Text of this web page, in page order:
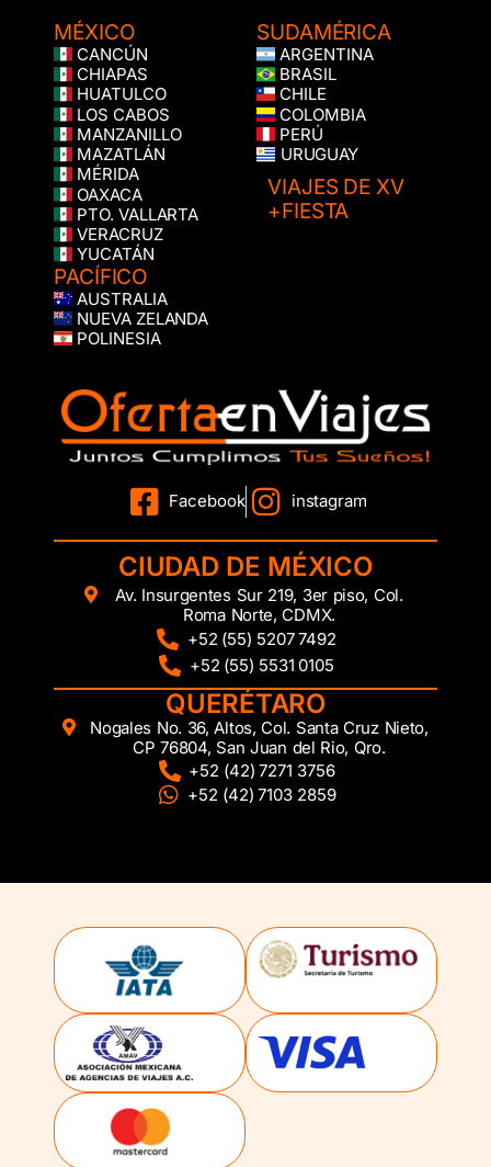
MÉXICO
CANCÚN
CHIAPAS
HUATULCO
LOS CABOS
MANZANILLO
MAZATLÁN
MÉRIDA
OAXACA
PTO. VALLARTA
VERACRUZ
YUCATÁN
PACÍFICO
AUSTRALIA
NUEVA ZELANDA
POLINESIA
SUDAMÉRICA
ARGENTINA
BRASIL
CHILE
COLOMBIA
PERÚ
URUGUAY
VIAJES DE XV
+FIESTA
Facebook instagram
CIUDAD DE MÉXICO
Av. Insurgentes Sur 219, 3er piso, Col.
Roma Norte, CDMX.
+52 (55) 5207 7492
+52 (55) 5531 0105
QUERÉTARO
Nogales No. 36, Altos, Col. Santa Cruz Nieto,
CP 76804, San Juan del Rio, Qro.
+52 (42) 7271 3756
+52 (42) 7103 2859